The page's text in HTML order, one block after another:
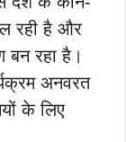
रही है और
बन रहा है।
अनवरत
के लिए